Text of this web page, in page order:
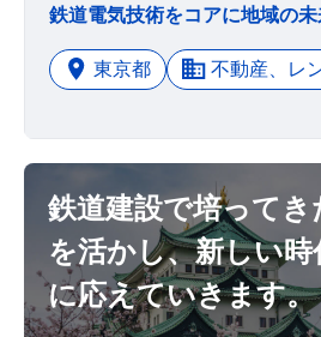
鉄道電気技術をコアに地域の
東京都
不動産、レ
鉄道建設で培って
を活かし、新しい
に応えていきます。